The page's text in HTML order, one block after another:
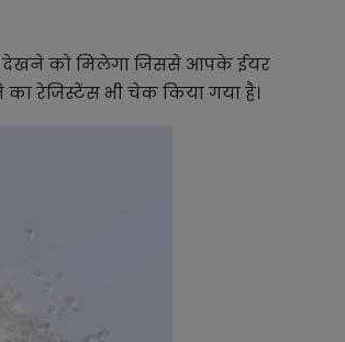
देखने को मिलेगा जिससे आपके ईयर
रेजिस्टेंस भी चेक किया गया है।